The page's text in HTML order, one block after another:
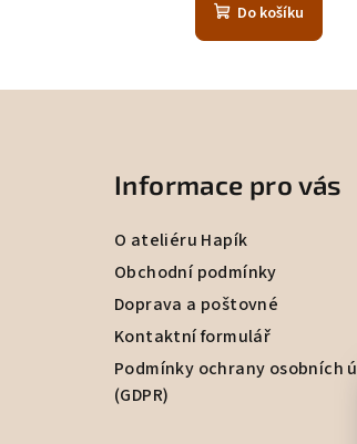
Do košíku
Informace pro vás
O ateliéru Hapík
Obchodní podmínky
Doprava a poštovné
Kontaktní formulář
Podmínky ochrany osobních
(GDPR)